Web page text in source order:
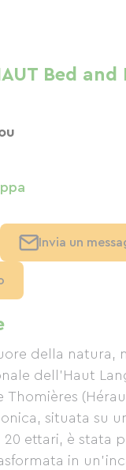
della natura,
dell'Haut
Thomières
situata su
20 ettari, è stata
in
Bed
Invia un